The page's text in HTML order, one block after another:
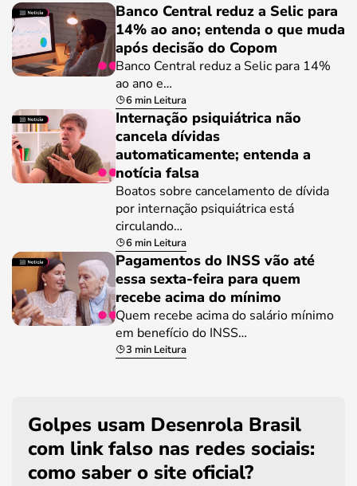
Banco Central reduz a Selic para
14% ao ano; entenda o que muda
após decisão do Copom
Banco Central reduz a Selic para 14%
ao ano e…
6 min Leitura
Internação psiquiátrica não
cancela dívidas
automaticamente; entenda a
notícia falsa
Boatos sobre cancelamento de dívida
por internação psiquiátrica está
circulando…
6 min Leitura
Pagamentos do INSS vão até
essa sexta-feira para quem
recebe acima do mínimo
Quem recebe acima do salário mínimo
em benefício do INSS…
3 min Leitura
Golpes usam Desenrola Brasil
com link falso nas redes sociais:
como saber o site oficial?